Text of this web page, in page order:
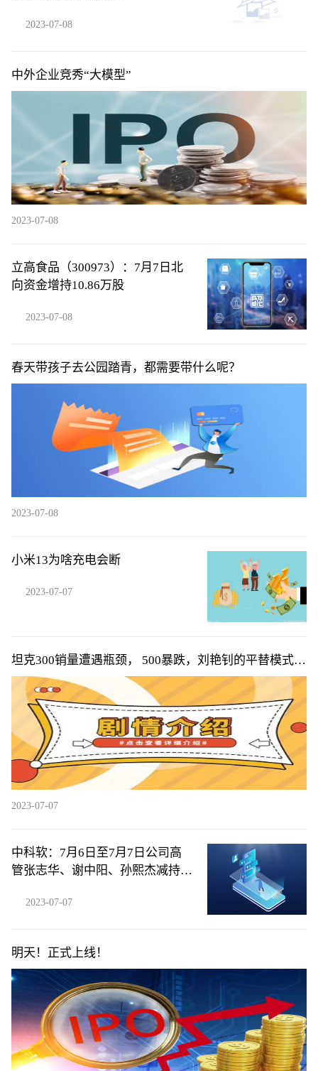
2023-07-08
中外企业竞秀“大模型”
2023-07-08
立高食品（300973）：7月7日北
向资金增持10.86万股
2023-07-08
春天带孩子去公园踏青，都需要带什么呢？
2023-07-08
小米13为啥充电会断
2023-07-07
坦克300销量遭遇瓶颈， 500暴跌，刘艳钊的平替模式遇
天花板，难
2023-07-07
中科软：7月6日至7月7日公司高
管张志华、谢中阳、孙熙杰减持公
2023-07-07
明天！正式上线！